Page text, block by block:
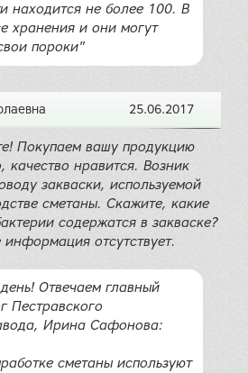
находится не более 100. В
хранения и они могут
пороки"
25.06.2017
Покупаем вашу продукцию
качество нравится. Возник
закваски, используемой
сметаны. Скажите, какие
содержатся в закваске?
информация отсутствует.
Отвечаем главный
Пестравского
Ирина Сафонова:
сметаны используют